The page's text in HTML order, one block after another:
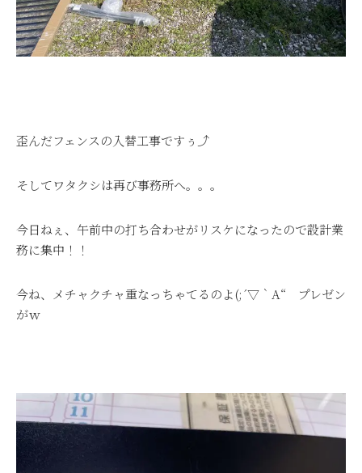
歪んだフェンスの入替工事ですぅ⤴
そしてワタクシは再び事務所へ。。。
今日ねぇ、午前中の打ち合わせがリスケになったので設計業
務に集中！！
今ね、メチャクチャ重なっちゃてるのよ(;´▽｀A“ プレゼン
がｗ